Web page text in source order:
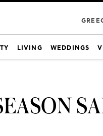
LIVING WEDDINGS